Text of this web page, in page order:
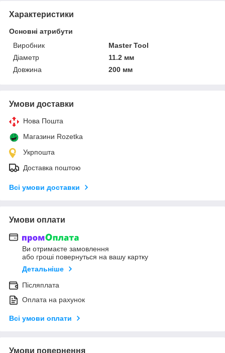
Характеристики
Основні атрибути
Виробник
Master Tool
Діаметр
11.2 мм
Довжина
200 мм
Умови доставки
Нова Пошта
Магазини Rozetka
Укрпошта
Доставка поштою
Всі умови доставки
Умови оплати
Ви отримаєте замовлення
або гроші повернуться на вашу картку
Детальніше
Післяплата
Оплата на рахунок
Всі умови оплати
Умови повернення